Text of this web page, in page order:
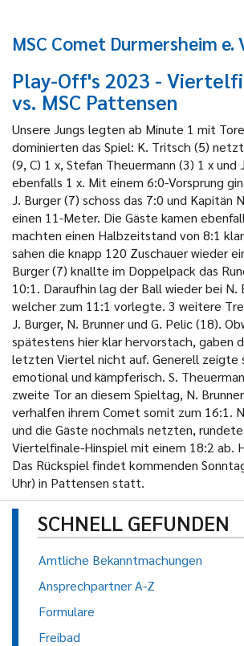
MSC Comet Durmersheim e.
Play-Off's 2023 -
vs. MSC Pattensen
Unsere Jungs legten ab Minute 1 mit
dominierten das Spiel: K. Tritsch (5)
(9, C) 1 x, Stefan Theuermann (3) 1 x und
ebenfalls 1 x. Mit einem 6:0-Vorsprung
J. Burger (7) schoss das 7:0 und Kapitän
einen 11-Meter. Die Gäste kamen
machten einen Halbzeitstand von 8:1
sahen die knapp 120 Zuschauer wieder
Burger (7) knallte im Doppelpack das
10:1. Daraufhin lag der Ball wieder bei N.
welcher zum 11:1 vorlegte. 3 weitere
J. Burger, N. Brunner und G. Pelic (18).
spätestens hier klar hervorstach, gaben
letzten Viertel nicht auf. Generell zeigte
emotional und kämpferisch. S.
zweite Tor an diesem Spieltag, N.
verhalfen ihrem Comet somit zum 16:1.
und die Gäste nochmals netzten,
Viertelfinale-Hinspiel mit einem 18:2 ab.
Das Rückspiel findet kommenden
Uhr) in Pattensen statt.
SCHNELL GEFUNDEN
Amtliche Bekanntmachungen
Ansprechpartner A-Z
Formulare
Freibad